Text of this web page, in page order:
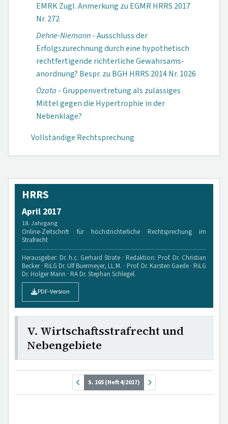
EMRK Zugl. Anmerkung zu EGMR HRRS 2017
Nr. 272
Dehne-Niemann- Ausschluss der
Erfolgszurechnung durch eine hypothetisch
rechtfertigende richter­liche Gewahrsams­
anordnung? Bespr. zu BGH HRRS 2014 Nr. 1026
Özata - Gruppen­vertretung als zulässiges
Mittel gegen die Hypertrophie in der
Nebenklage?
Vollständige Rechtsprechung
HRRS
April 2017
18. Jahrgang
Online-Zeitschrift für höchstrichterliche Rechtsprechung im
Strafrecht
Herausgeber: Dr. h.c. Gerhard Strate · Redaktion: Prof. Dr. Christian
Becker · RiLG Dr. Ulf Buermeyer, LL.M. · Prof. Dr. Karsten Gaede · RiLG
Dr. Holger Mann · RA Dr. Stephan Schlegel.
PDF-Version
V. Wirtschaftsstrafrecht und
Nebengebiete
S. 165 (Heft 4/2017)